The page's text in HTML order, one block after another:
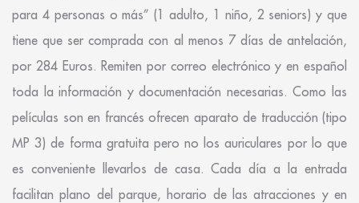
para 4 personas o más” (1 adulto, 1 niño, 2 seniors) y que
tiene que ser comprada con al menos 7 días de antelación,
por 284 Euros. Remiten por correo electrónico y en español
toda la información y documentación necesarias. Como las
películas son en francés ofrecen aparato de traducción (tipo
MP 3) de forma gratuita pero no los auriculares por lo que
es conveniente llevarlos de casa. Cada día a la entrada
facilitan plano del parque, horario de las atracciones y en